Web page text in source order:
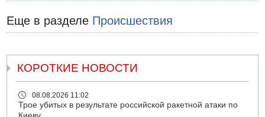
Еще в разделе Происшествия
КОРОТКИЕ НОВОСТИ
08.08.2026 11:02
Трое убитых в результате российской ракетной атаки по